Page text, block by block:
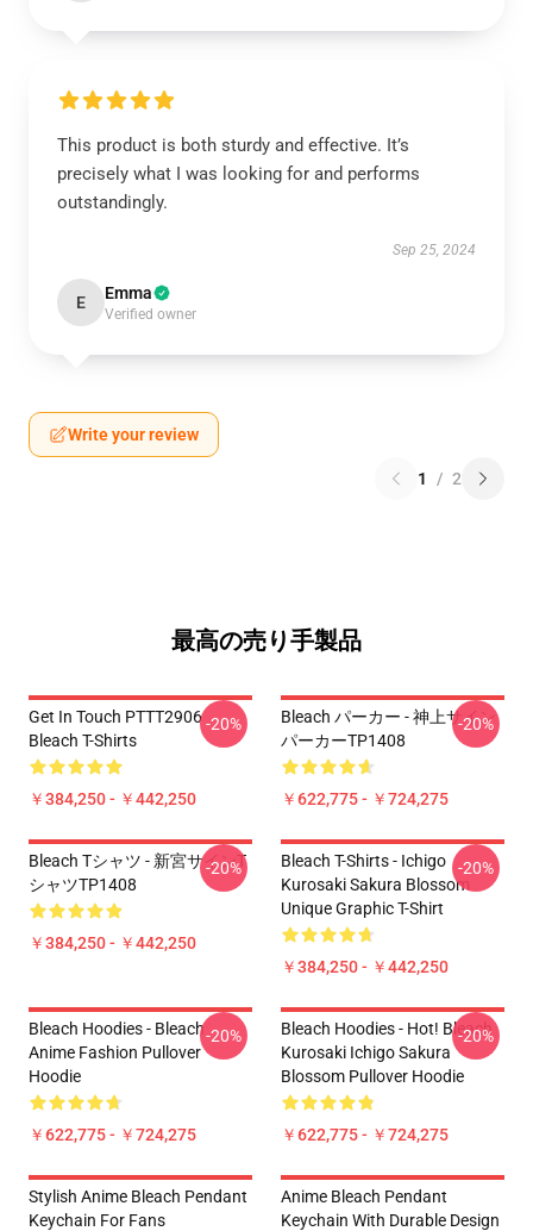
This product is both sturdy and effective. It’s
precisely what I was looking for and performs
outstandingly.
Sep 25, 2024
E Emma
Verified owner
Write your review
1 / 2
最高の売り手製品
Get In Touch PTTT2906
Bleach T-Shirts
￥384,250 - ￥442,250
-20%
Bleach パーカー - 神上サイン
パーカーTP1408
￥622,775 - ￥724,275
-20%
Bleach Tシャツ - 新宮サインT
シャツTP1408
￥384,250 - ￥442,250
-20%
Bleach T-Shirts - Ichigo
Kurosaki Sakura Blossom
Unique Graphic T-Shirt
￥384,250 - ￥442,250
-20%
Bleach Hoodies - Bleach
Anime Fashion Pullover
Hoodie
￥622,775 - ￥724,275
-20%
Bleach Hoodies - Hot! Bleach
Kurosaki Ichigo Sakura
Blossom Pullover Hoodie
￥622,775 - ￥724,275
-20%
Stylish Anime Bleach Pendant
Keychain For Fans
Anime Bleach Pendant
Keychain With Durable Design